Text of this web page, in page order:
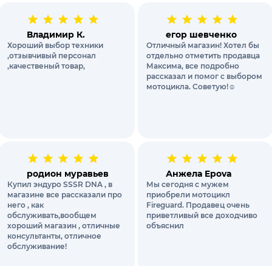
Владимир К.
Хороший выбор техники
,отзывчивый персонал
,качественый товар,
егор шевченко
Отличный магазин! Хотел бы
отдельно отметить продавца
Максима, все подробно
рассказал и помог с выбором
мотоцикла. Советую!☺️
родион муравьев
Купил эндуро SSSR DNA , в
магазине все рассказали про
него , как
обслуживать,вообщем
хороший магазин , отличные
консультанты, отличное
обслуживание!
Анжела Epova
Мы сегодня с мужем
приобрели мотоцикл
Fireguard. Продавец очень
приветливый все доходчиво
объяснил